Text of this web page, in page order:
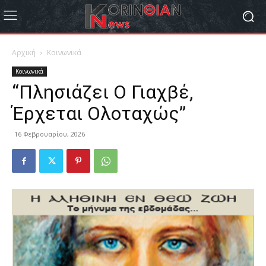
Αρχική Κοινωνικά
Κοινωνικά
“Πλησιάζει Ο Γιαχβέ,
Έρχεται Ολοταχώς”
16 Φεβρουαρίου, 2026